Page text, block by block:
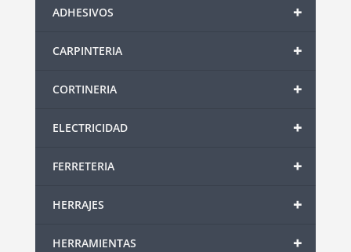
+
ADHESIVOS
+
CARPINTERIA
+
CORTINERIA
+
ELECTRICIDAD
+
FERRETERIA
+
HERRAJES
+
HERRAMIENTAS